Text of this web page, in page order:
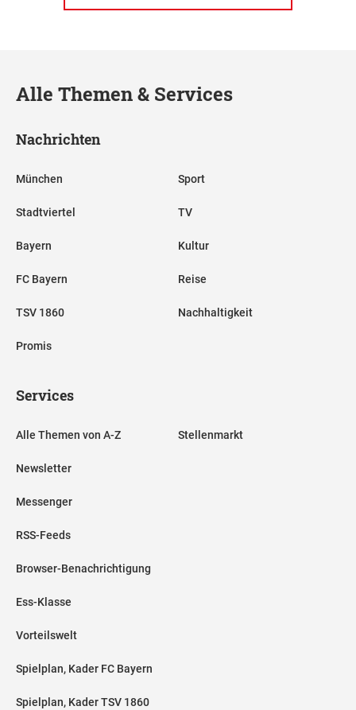
Alle Themen & Services
Nachrichten
München
Stadtviertel
Bayern
FC Bayern
TSV 1860
Promis
Sport
TV
Kultur
Reise
Nachhaltigkeit
Services
Alle Themen von A-Z
Newsletter
Messenger
RSS-Feeds
Browser-Benachrichtigung
Ess-Klasse
Vorteilswelt
Spielplan, Kader FC Bayern
Spielplan, Kader TSV 1860
Stellenmarkt